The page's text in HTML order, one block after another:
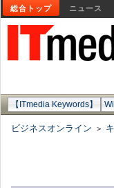
総合トップ ニュース
【ITmedia Keywords】
ビジネスオンライン >